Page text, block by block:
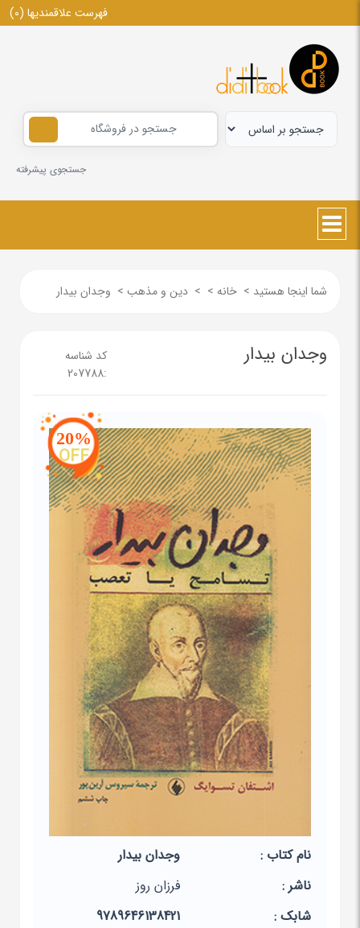
فهرست علاقمندیها (0)
جستجوی پیشرفته
شما اینجا هستید > خانه >
> دین و مذهب > وجدان بیدار
وجدان بیدار
کد شناسه
:
207788
20%
OFF
نام کتاب :
وجدان بیدار
ناشر :
فرزان روز
شابک :
9789646138421